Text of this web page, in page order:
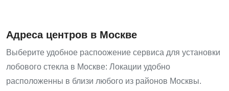
Адреса центров в Москве
Выберите удобное распоожение сервиса для установки
лобового стекла в Москве: Локации удобно
расположенны в близи любого из районов Москвы.